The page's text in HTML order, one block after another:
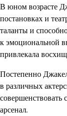
В юном возрасте
постановках и
таланты и
к эмоциональной
привлекала
Постепенно
в различных
совершенствовать
арсенал.